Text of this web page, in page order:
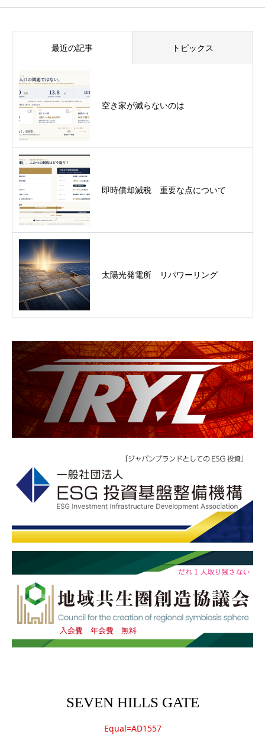
最近の記事 トピックス
空き家が減らないのは
即時償却減税 重要な点について
太陽光発電所 リパワーリング
SEVEN HILLS GATE
Equal=AD1557